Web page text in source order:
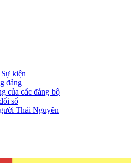
kiện
đảng
của các đảng bộ
số
Thái Nguyên